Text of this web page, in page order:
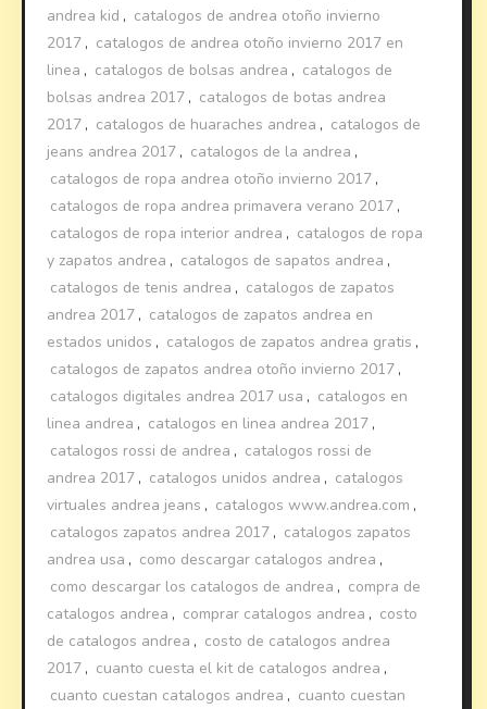
andrea kid , catalogos de andrea otoño invierno
2017 , catalogos de andrea otoño invierno 2017 en
linea , catalogos de bolsas andrea , catalogos de
bolsas andrea 2017 , catalogos de botas andrea
2017 , catalogos de huaraches andrea , catalogos de
jeans andrea 2017 , catalogos de la andrea ,
catalogos de ropa andrea otoño invierno 2017 ,
catalogos de ropa andrea primavera verano 2017 ,
catalogos de ropa interior andrea , catalogos de ropa
y zapatos andrea , catalogos de sapatos andrea ,
catalogos de tenis andrea , catalogos de zapatos
andrea 2017 , catalogos de zapatos andrea en
estados unidos , catalogos de zapatos andrea gratis ,
catalogos de zapatos andrea otoño invierno 2017 ,
catalogos digitales andrea 2017 usa , catalogos en
linea andrea , catalogos en linea andrea 2017 ,
catalogos rossi de andrea , catalogos rossi de
andrea 2017 , catalogos unidos andrea , catalogos
virtuales andrea jeans , catalogos www.andrea.com ,
catalogos zapatos andrea 2017 , catalogos zapatos
andrea usa , como descargar catalogos andrea ,
como descargar los catalogos de andrea , compra de
catalogos andrea , comprar catalogos andrea , costo
de catalogos andrea , costo de catalogos andrea
2017 , cuanto cuesta el kit de catalogos andrea ,
cuanto cuestan catalogos andrea , cuanto cuestan